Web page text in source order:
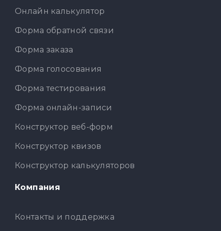
Онлайн калькулятор
Форма обратной связи
Форма заказа
Форма голосования
Форма тестирования
Форма онлайн-записи
Конструктор веб-форм
Конструктор квизов
Конструктор калькуляторов
Компания
Контакты и поддержка